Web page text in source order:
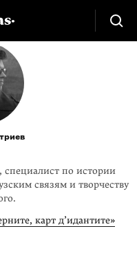
специалист по истории
связям и творчеству
карт д’идантите»